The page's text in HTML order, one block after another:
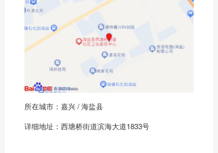
所在城市：嘉兴 / 海盐县
详细地址：西塘桥街道滨海大道1833号